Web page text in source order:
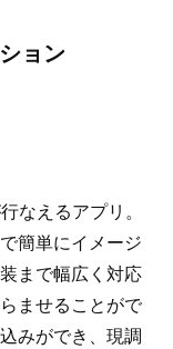
ョン
なえるアプリ。
簡単にイメージ
まで幅広く対応
ませることがで
みができ、現調